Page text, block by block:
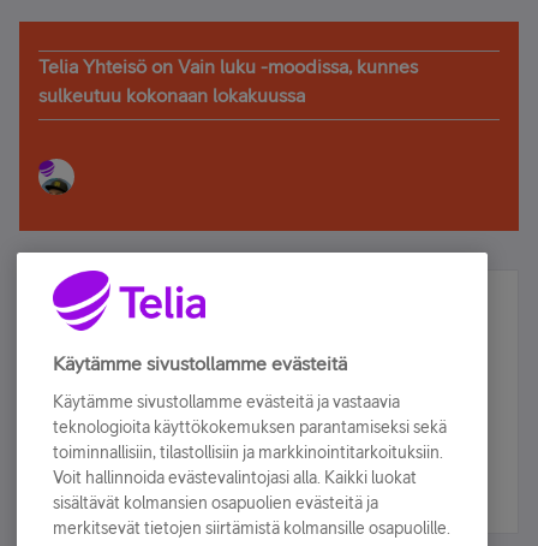
Telia Yhteisö on Vain luku -moodissa, kunnes
sulkeutuu kokonaan lokakuussa
Älä jää paitsi – osallistu ja voita!
Tilaa Telian uutiskirje ja olet mukana arvonnassa.
sähköpostiisi.
Tilaa nyt
Käytämme sivustollamme evästeitä
Käytämme sivustollamme evästeitä ja vastaavia
teknologioita käyttökokemuksen parantamiseksi sekä
toiminnallisiin, tilastollisiin ja markkinointitarkoituksiin.
Voit hallinnoida evästevalintojasi alla. Kaikki luokat
sisältävät kolmansien osapuolien evästeitä ja
merkitsevät tietojen siirtämistä kolmansille osapuolille.